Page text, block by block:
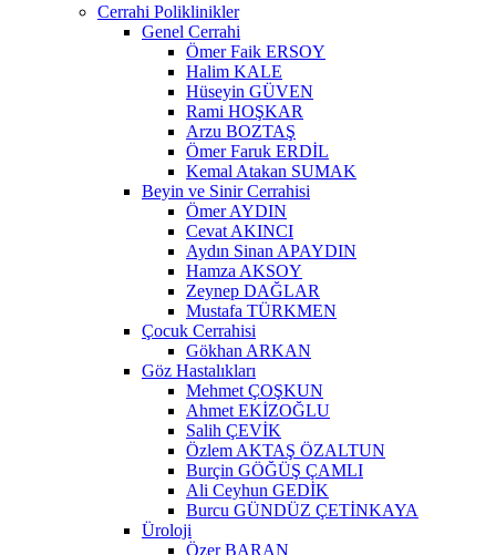
Cerrahi Poliklinikler
Genel Cerrahi
Ömer Faik ERSOY
Halim KALE
Hüseyin GÜVEN
Rami HOŞKAR
Arzu BOZTAŞ
Ömer Faruk ERDİL
Kemal Atakan SUMAK
Beyin ve Sinir Cerrahisi
Ömer AYDIN
Cevat AKINCI
Aydın Sinan APAYDIN
Hamza AKSOY
Zeynep DAĞLAR
Mustafa TÜRKMEN
Çocuk Cerrahisi
Gökhan ARKAN
Göz Hastalıkları
Mehmet ÇOŞKUN
Ahmet EKİZOĞLU
Salih ÇEVİK
Özlem AKTAŞ ÖZALTUN
Burçin GÖĞÜŞ ÇAMLI
Ali Ceyhun GEDİK
Burcu GÜNDÜZ ÇETİNKAYA
Üroloji
Özer BARAN